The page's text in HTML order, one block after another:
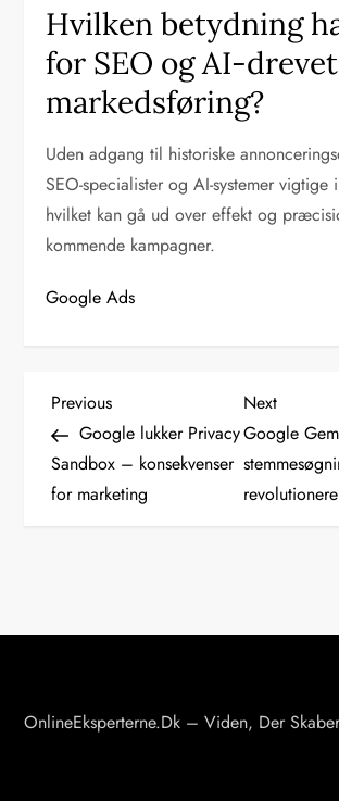
Hvilken betydning
for SEO og AI-drevet
markedsføring?
Uden adgang til historiske
SEO-specialister og AI-systemer vigtige
hvilket kan gå ud over effekt og
kommende kampagner.
Google Ads
I
n
d
g
Previous
Post
Previous
Google lukker Privacy
Sandbox – konsekvenser
for marketing
Next
Post
Next
Google
OnlineEksperterne.dk – Viden, Der